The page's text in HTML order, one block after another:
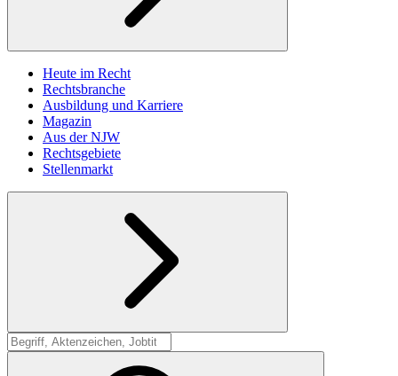
Heute im Recht
Rechtsbranche
Ausbildung und Karriere
Magazin
Aus der NJW
Rechtsgebiete
Stellenmarkt
Suche